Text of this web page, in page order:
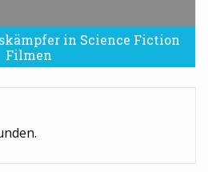
in Science Fiction
Filmen